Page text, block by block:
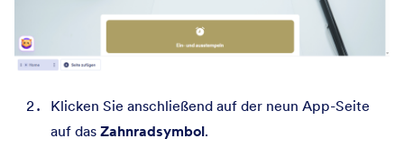
Klicken Sie anschließend auf der neun App-Seite
auf das Zahnradsymbol.